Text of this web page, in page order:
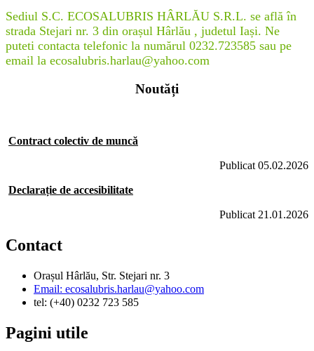
Sediul S.C. ECOSALUBRIS HÂRLĂU S.R.L. se află în
strada Stejari nr. 3 din orașul Hârlău , judetul Iași. Ne
puteti contacta telefonic la numărul 0232.723585 sau pe
email la ecosalubris.harlau@yahoo.com
Noutăți
Contract colectiv de muncă
Publicat 05.02.2026
Declarație de accesibilitate
Publicat 21.01.2026
Contact
Orașul Hârlău, Str. Stejari nr. 3
Email: ecosalubris.harlau@yahoo.com
tel: (+40) 0232 723 585
Pagini utile